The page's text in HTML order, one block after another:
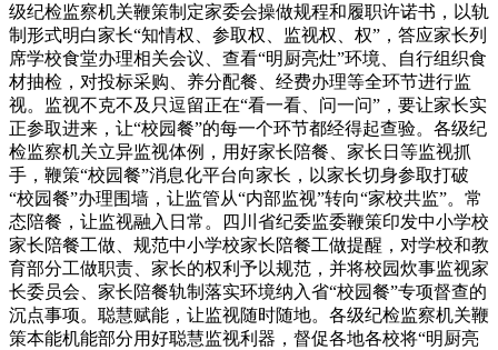
级纪检监察机关鞭策制定家委会操做规程和履职许诺书，以轨
制形式明白家长“知情权、参取权、监视权、权”，答应家长列
席学校食堂办理相关会议、查看“明厨亮灶”环境、自行组织食
材抽检，对投标采购、养分配餐、经费办理等全环节进行监
视。监视不克不及只逗留正在“看一看、问一问”，要让家长实
正参取进来，让“校园餐”的每一个环节都经得起查验。各级纪
检监察机关立异监视体例，用好家长陪餐、家长日等监视抓
手，鞭策“校园餐”消息化平台向家长，以家长切身参取打破
“校园餐”办理围墙，让监管从“内部监视”转向“家校共监”。常
态陪餐，让监视融入日常。四川省纪委监委鞭策印发中小学校
家长陪餐工做、规范中小学校家长陪餐工做提醒，对学校和教
育部分工做职责、家长的权利予以规范，并将校园炊事监视家
长委员会、家长陪餐轨制落实环境纳入省“校园餐”专项督查的
沉点事项。聪慧赋能，让监视随时随地。各级纪检监察机关鞭
策本能机能部分用好聪慧监视利器，督促各地各校将“明厨亮